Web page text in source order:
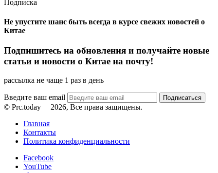
Подписка
Не упустите шанс быть всегда в курсе свежих новостей о
Китае
Подпишитесь на обновления и получайте новые
статьи и новости о Китае на почту!
рассылка не чаще 1 раз в день
Введите ваш email
© Prc.today
2026, Все права защищены.
Главная
Контакты
Политика конфиденциальности
Facebook
YouTube